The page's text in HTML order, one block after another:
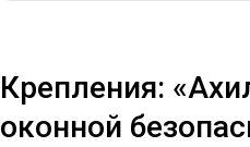
Крепления:
оконной